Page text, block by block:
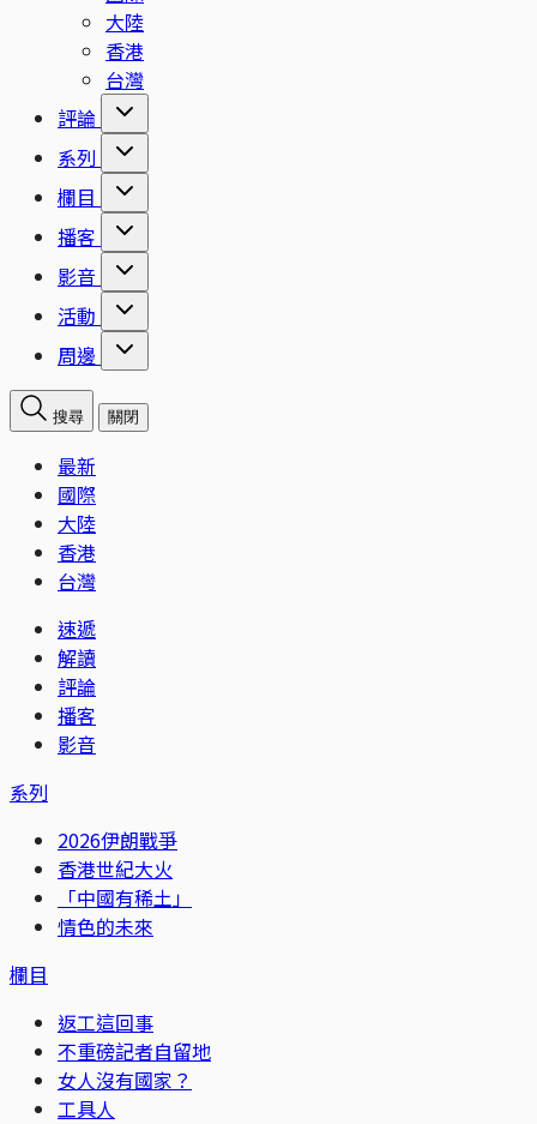
大陸
香港
台灣
評論
系列
欄目
播客
影音
活動
周邊
搜尋 關閉
最新
國際
大陸
香港
台灣
速遞
解讀
評論
播客
影音
系列
2026伊朗戰爭
香港世紀大火
「中國有稀土」
情色的未來
欄目
返工這回事
不重磅記者自留地
女人沒有國家？
工具人